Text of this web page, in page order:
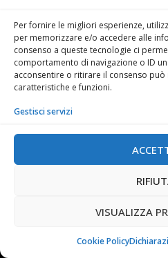
Per fornire le migliori esperienze,
per memorizzare e/o accedere alle
consenso a queste tecnologie ci
comportamento di navigazione o ID
acconsentire o ritirare il consenso
caratteristiche e funzioni.
Gestisci servizi
VISUALIZZA
Cookie Policy
Grande Miniera di Serbariu
MUSEO DEL